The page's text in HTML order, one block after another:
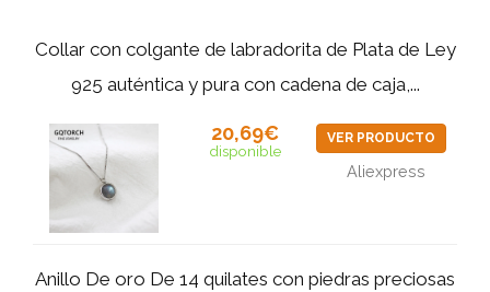
Collar con colgante de labradorita de Plata de Ley
925 auténtica y pura con cadena de caja,...
20,69€
disponible
VER PRODUCTO
Aliexpress
Anillo De oro De 14 quilates con piedras preciosas